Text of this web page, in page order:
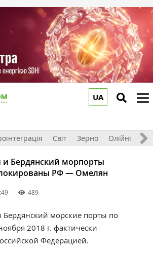
UA
Світ Зерно Олійні
Бердянский морпорты
РФ — Омелян
489
морские порты по
2018 г. фактически
Федерацией.